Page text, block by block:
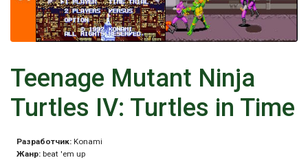
Teenage Mutant Ninja
Turtles IV: Turtles in Time
Разработчик: Konami
Жанр: beat 'em up